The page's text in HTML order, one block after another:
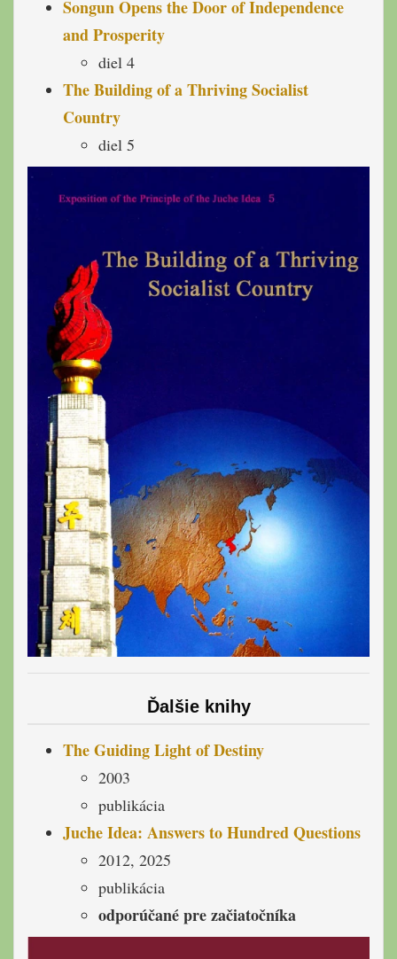
Songun Opens the Door of Independence
and Prosperity
diel 4
The Building of a Thriving Socialist
Country
diel 5
Ďalšie knihy
The Guiding Light of Destiny
2003
publikácia
Juche Idea: Answers to Hundred Questions
2012, 2025
publikácia
odporúčané pre začiatočníka